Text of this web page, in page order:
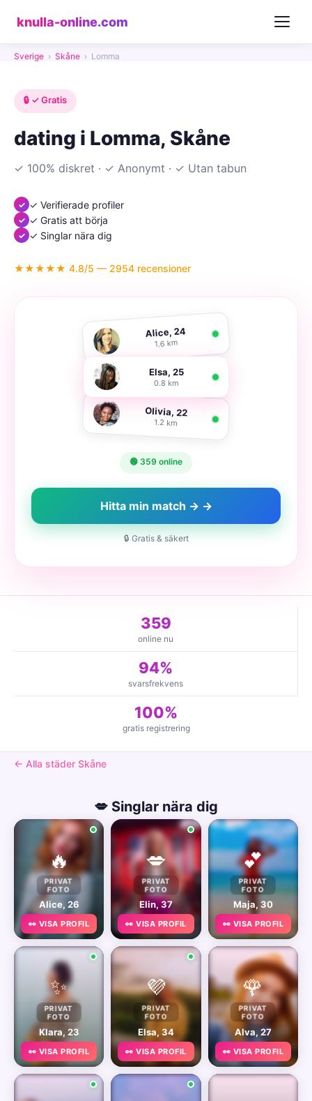
knulla-online.com
Sverige › Skåne › Lomma
🔒 ✓ Gratis
dating i Lomma, Skåne
✓ 100% diskret · ✓ Anonymt · ✓ Utan tabun
✓ Verifierade profiler
✓ Gratis att börja
✓ Singlar nära dig
★★★★★ 4.8/5 — 2954 recensioner
Alice, 24
1.6 km
Elsa, 25
0.8 km
Olivia, 22
1.2 km
🟢 359 online
Hitta min match → →
🔒 Gratis & säkert
359
online nu
94%
svarsfrekvens
100%
gratis registrering
← Alla städer Skåne
💋 Singlar nära dig
🔥
PRIVAT
FOTO
Alice, 26
👀 VISA PROFIL
💋
PRIVAT
FOTO
Elin, 37
👀 VISA PROFIL
💕
PRIVAT
FOTO
Maja, 30
👀 VISA PROFIL
✨
PRIVAT
FOTO
Klara, 23
👀 VISA PROFIL
💜
PRIVAT
FOTO
Elsa, 34
👀 VISA PROFIL
🌹
PRIVAT
FOTO
Alva, 27
👀 VISA PROFIL